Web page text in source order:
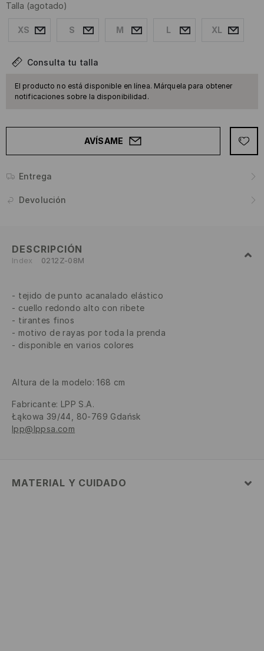
Talla (agotado)
XS S M L XL
Consulta tu talla
El producto no está disponible en línea. Márquela para obtener
notificaciones sobre la disponibilidad.
AVÍSAME
Entrega
Devolución
DESCRIPCIÓN
Index 0212Z-08M
tejido de punto acanalado elástico
cuello redondo alto con ribete
tirantes finos
motivo de rayas por toda la prenda
disponible en varios colores
Altura de la modelo: 168 cm
Fabricante: LPP S.A.
Łąkowa 39/44, 80-769 Gdańsk
lpp@lppsa.com
MATERIAL Y CUIDADO